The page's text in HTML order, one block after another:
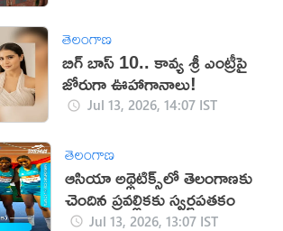
తెలంగాణ
బిగ్ బాస్ 10.. కావ్య శ్రీ ఎంట్రీపై
జోరుగా ఊహాగానాలు!
Jul 13, 2026, 14:07 IST
తెలంగాణ
ఆసియా అథ్లెటిక్స్‌లో తెలంగాణకు
చెందిన ప్రవల్లికకు స్వర్ణపతకం
Jul 13, 2026, 13:07 IST